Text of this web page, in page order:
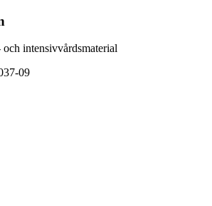
och intensivvårdsmaterial
09